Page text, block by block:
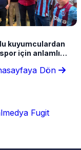
kuyumculardan
için anlamlı
Dön
Fugit